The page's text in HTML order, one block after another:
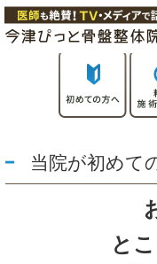
当院が初めて
と